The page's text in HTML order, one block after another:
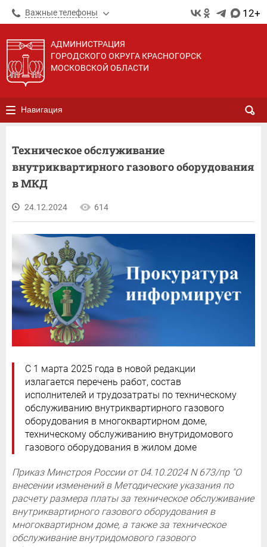
Важные телефоны 12+
АДМИНИСТРАЦИЯ
ГОРОДСКОГО ОКРУГА КРАСНОГОРСК
МОСКОВСКОЙ ОБЛАСТИ
Навигация
Техническое обслуживание
внутриквартирного газового оборудования
в МКД
24.12.2024 614
С 1 марта 2025 года в новой редакции
излагается перечень работ, состав
исполнителей и трудозатраты по техническому
обслуживанию внутриквартирного газового
оборудования в многоквартирном доме,
техническому обслуживанию внутридомового
газового оборудования в жилом доме
Приказ Минстроя России от 04.10.2024 N 673/пр "О
внесении изменений в Методические указания по
расчету размера платы за техническое обслуживание
внутриквартирного газового оборудования в
многоквартирном доме, а также за техническое
обслуживание внутридомового газового